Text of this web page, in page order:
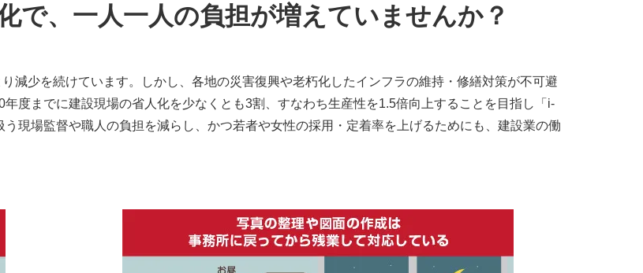
で、一人一人の負担が増えていませんか？
減少を続けています。しかし、各地の災害復興や老朽化したインフラの維持・修繕対策が不可避
度までに建設現場の省人化を少なくとも3割、すなわち生産性を1.5倍向上することを目指し「i-
現場監督や職人の負担を減らし、かつ若者や女性の採用・定着率を上げるためにも、建設業の働